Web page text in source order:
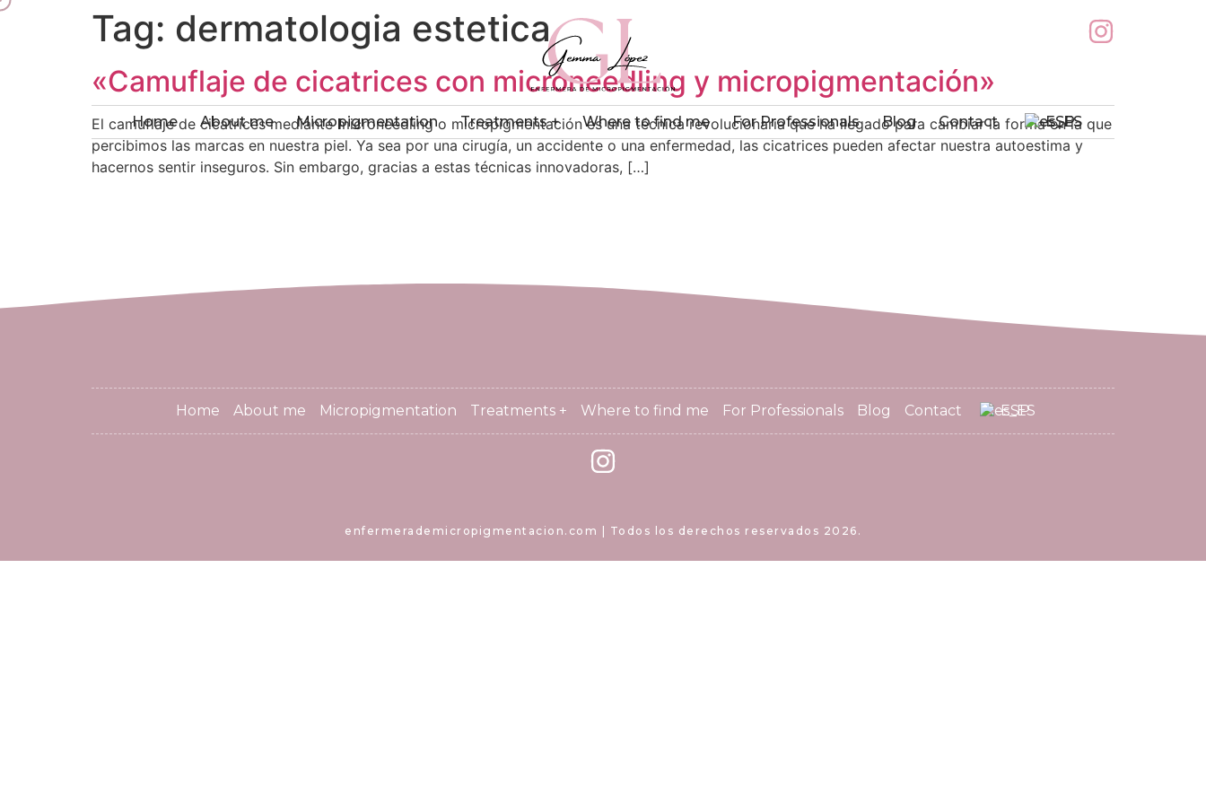
Home About me Micropigmentation Treatments + Where to find me For Professionals Blog Contact ESP
Tag: dermatologia estetica
«Camuflaje de cicatrices con microneedling y micropigmentación»
El camuflaje de cicatrices mediante microneedling o micropigmentación es una técnica revolucionaria que ha llegado para cambiar la forma en la que
percibimos las marcas en nuestra piel. Ya sea por una cirugía, un accidente o una enfermedad, las cicatrices pueden afectar nuestra autoestima y
hacernos sentir inseguros. Sin embargo, gracias a estas técnicas innovadoras, […]
Home About me Micropigmentation Treatments + Where to find me For Professionals Blog Contact ESP
enfermerademicropigmentacion.com | Todos los derechos reservados 2026.